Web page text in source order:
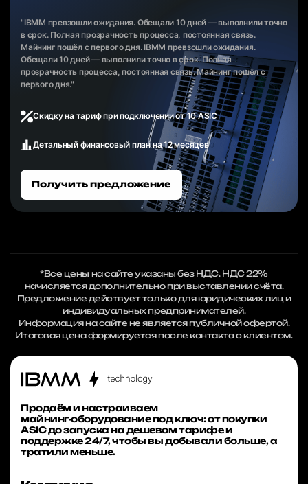
"IBMM превзошли ожидания. Обещали 10 дней — выполнили точно
в срок. Полная прозрачность процесса, постоянная связь.
Майнинг пошёл с первого дня. IBMM превзошли ожидания.
Обещали 10 дней — выполнили точно в срок. Полная
прозрачность процесса, постоянная связь. Майнинг пошёл с
первого дня."
Скидку на тариф при подключении от 10 ASIC
Детальный финансовый план на 12 месяцев
Получить предложение
*Все цены на сайте указаны без НДС. НДС 22%
начисляется дополнительно при выставлении счёта.
Предложение действует только для юридических лиц и
индивидуальных предпринимателей.
Информация на сайте не является публичной офертой.
Итоговая цена формируется после контакта с клиентом.
Продаём и настраиваем
майнинг‑оборудование под ключ: от покупки
ASIC до запуска на дешевом тарифе и
поддержке 24/7, чтобы вы добывали больше, а
тратили меньше.